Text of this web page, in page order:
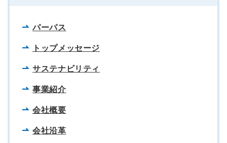
パーパス
トップメッセージ
サステナビリティ
事業紹介
会社概要
会社沿革